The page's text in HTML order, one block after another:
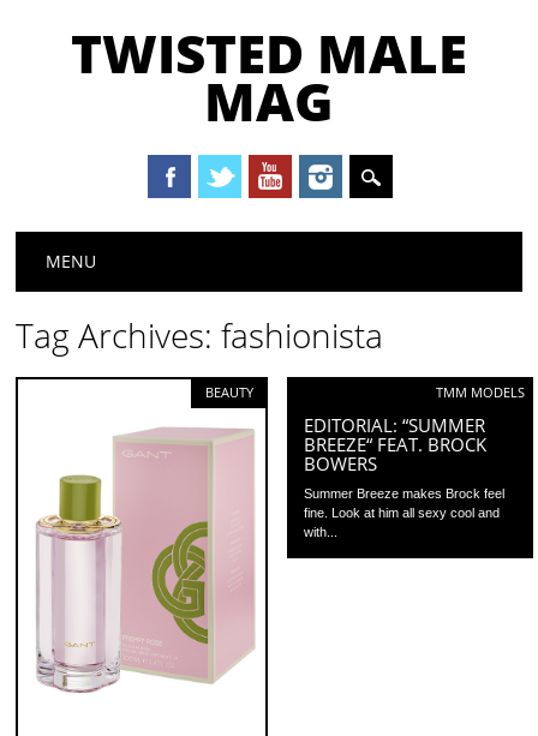
TWISTED MALE
MAG
Main menu
MENU
Tag Archives:fashionista
BEAUTY TMM MODELS
EDITORIAL: “SUMMER
BREEZE“ FEAT. BROCK
BOWERS
Summer Breeze makes Brock feel
fine. Look at him all sexy cool and
with...